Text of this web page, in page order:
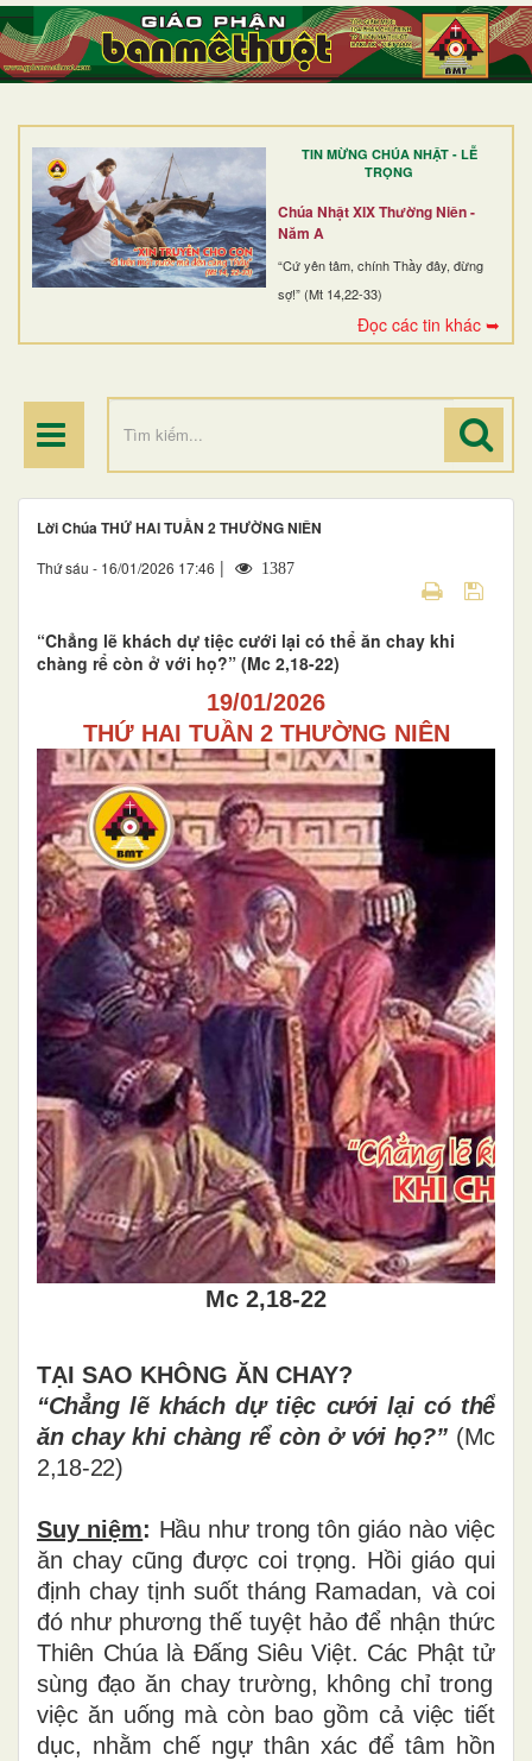
TIN MỪNG CHÚA NHẬT - LỄ
TRỌNG
Chúa Nhật XIX Thường Niên -
Năm A
“Cứ yên tâm, chính Thầy đây, đừng
sợ!” (Mt 14,22-33)
Đọc các tin khác ➥
TRANG NHẤT
GIỚI THIỆU
DÒNG TU
BAN MỤC VỤ
ĐOÀN THỂ CG
ĐIỂM HÀNH HƯƠNG
Lời Chúa THỨ HAI TUẦN 2 THƯỜNG NIÊN
Thứ sáu - 16/01/2026 17:46 | 1387
“Chẳng lẽ khách dự tiệc cưới lại có thể ăn chay khi
chàng rể còn ở với họ?” (Mc 2,18-22)
19/01/2026
THỨ HAI TUẦN 2 THƯỜNG NIÊN
Mc 2,18-22
TẠI SAO KHÔNG ĂN CHAY?
“Chẳng lẽ khách dựtiệc cưới lại cóthể
ăn chay khi chàng rểcònởvới họ?” (Mc
2,18-22)
Suy niệm: Hầu nhưtrong tôn giáo nào việc
ăn chay cũng được coi trọng. Hồi giáo qui
định chay tịnh suốt tháng Ramadan, vàcoi
đónhưphương thếtuyệt hảođể nhận thức
Thiên Chúa là Đấng Siêu Việt. Các Phật tử
sùng đạoăn chay trường, không chỉtrong
việc ăn uống mà còn bao gồm cảviệc tiết
dục, nhằm chếngựthân xácđểtâm hồn